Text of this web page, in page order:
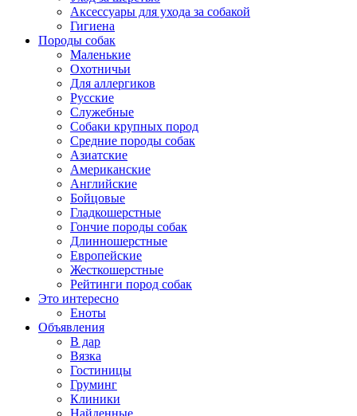
Аксессуары для ухода за собакой
Гигиена
Породы собак
Маленькие
Охотничьи
Для аллергиков
Русские
Служебные
Собаки крупных пород
Средние породы собак
Азиатские
Американские
Английские
Бойцовые
Гладкошерстные
Гончие породы собак
Длинношерстные
Европейские
Жесткошерстные
Рейтинги пород собак
Это интересно
Еноты
Объявления
В дар
Вязка
Гостиницы
Груминг
Клиники
Найденные